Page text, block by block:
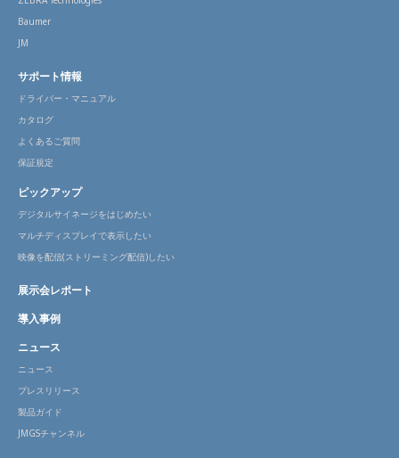
Baumer
JM
サポート情報
ドライバー・マニュアル
カタログ
よくあるご質問
保証規定
ピックアップ
デジタルサイネージをはじめたい
マルチディスプレイで表示したい
映像を配信(ストリーミング配信)したい
展示会レポート
導入事例
ニュース
ニュース
プレスリリース
製品ガイド
JMGSチャンネル